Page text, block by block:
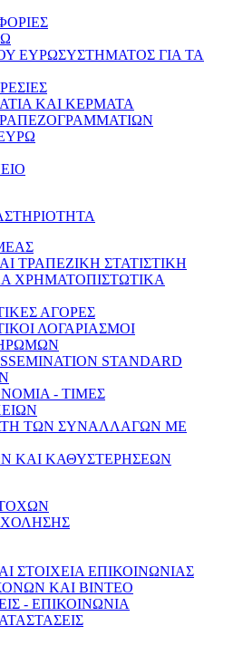
ΕΥΡΩΣΥΣΤΗΜΑΤΟΣ ΓΙΑ ΤΑ
ΚΑΙ ΚΕΡΜΑΤΑ
ΤΡΑΠΕΖΙΚΗ ΣΤΑΤΙΣΤΙΚΗ
ΧΡΗΜΑΤΟΠΙΣΤΩΤΙΚΑ
ΑΓΟΡΕΣ
ΛΟΓΑΡΙΑΣΜΟΙ
STANDARD
- ΤΙΜΕΣ
ΤΩΝ ΣΥΝΑΛΛΑΓΩΝ ΜΕ
ΚΑΙ ΚΑΘΥΣΤΕΡΗΣΕΩΝ
ΣΤΟΙΧΕΙΑ ΕΠΙΚΟΙΝΩΝΙΑΣ
ΚΑΙ ΒΙΝΤΕΟ
- ΕΠΙΚΟΙΝΩΝΙΑ